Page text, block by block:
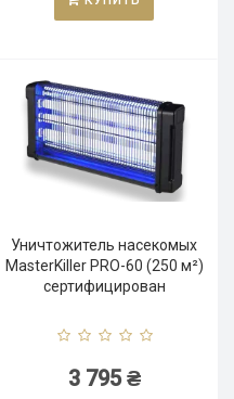
Уничтожитель насекомых
MasterKiller PRO-60 (250 м²)
сертифицирован
3 795 ₴